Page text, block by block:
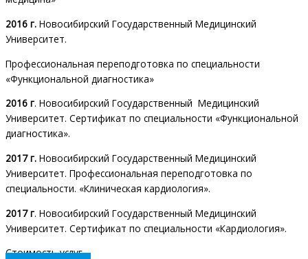
2016 г. Новосибирский Государственный Медицинский
Университет.
Профессиональная переподготовка по специальности
«Функциональной диагностика»
2016 г. Новосибирский Государственный Медицинский
Университет. Сертификат по специальности «Функциональной
диагностика».
2017 г. Новосибирский Государственный Медицинский
Университет. Профессиональная переподготовка по
специальности. «Клиническая кардиология».
2017 г. Новосибирский Государственный Медицинский
Университет. Сертификат по специальности «Кардиология».
Стоимость услуг